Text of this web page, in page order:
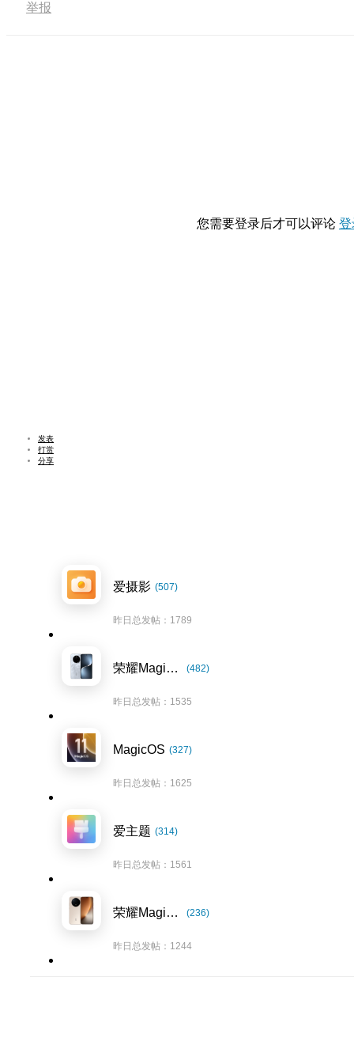
举报
您需要登录后才可以评论 登
发表
打赏
分享
爱摄影 (507)
昨日总发帖：1789
荣耀Magic7系列 (482)
昨日总发帖：1535
MagicOS (327)
昨日总发帖：1625
爱主题 (314)
昨日总发帖：1561
荣耀Magic8系列 (236)
昨日总发帖：1244